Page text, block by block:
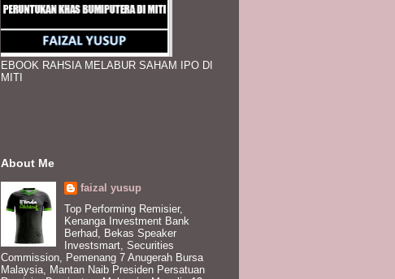
EBOOK RAHSIA MELABUR SAHAM IPO DI
MITI
About Me
faizal yusup
Top Performing Remisier,
Kenanga Investment Bank
Berhad, Bekas Speaker
Investsmart, Securities
Commission, Pemenang 7 Anugerah Bursa
Malaysia, Mantan Naib Presiden Persatuan